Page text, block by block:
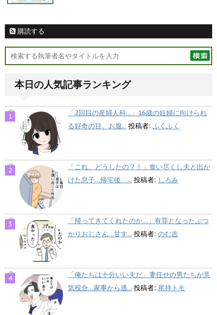
購読する
本日の人気記事ランキング
「2回目の産婦人科…」16歳の妊婦に向けられ
る好奇の目。お腹... 投稿者: ふくふく
「これ、どうしたの？！」食い尽くし夫と出か
けた息子…帰宅後、... 投稿者: しろみ
「帰ってきてくれたのか…」有罪となったぶつ
かりおじさん…甘す... 投稿者: のむ吉
「俺たちは十分いい夫だ」妻任せの男たちが意
気投合…家事から逃... 投稿者: 尾持トモ